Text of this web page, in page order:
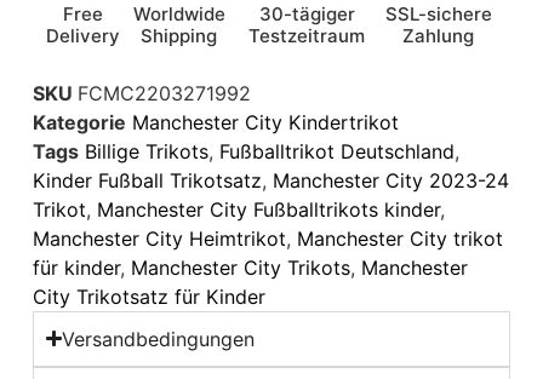
Free
Delivery
Worldwide
Shipping
30-tägiger
Testzeitraum
SSL-sichere
Zahlung
SKU FCMC2203271992
Kategorie Manchester City Kindertrikot
Tags Billige Trikots, Fußballtrikot Deutschland,
Kinder Fußball Trikotsatz, Manchester City 2023-24
Trikot, Manchester City Fußballtrikots kinder,
Manchester City Heimtrikot, Manchester City trikot
für kinder, Manchester City Trikots, Manchester
City Trikotsatz für Kinder
Versandbedingungen